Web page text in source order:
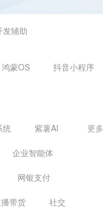
发辅助
鸿蒙OS 抖音小程序
统 紫薯AI
企业智能体
网银支付
带货 社交
更多